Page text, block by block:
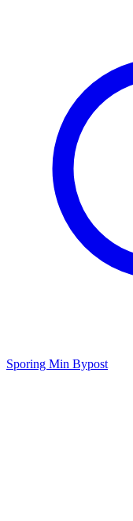
Sporing Min Bypost